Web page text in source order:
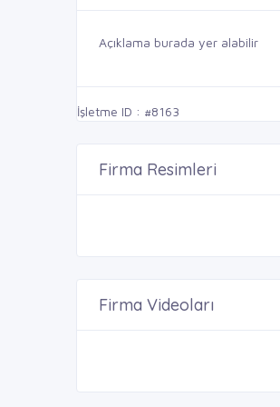
Açıklama burada yer alabilir
İşletme ID : #8163
Firma Resimleri
Firma Videoları